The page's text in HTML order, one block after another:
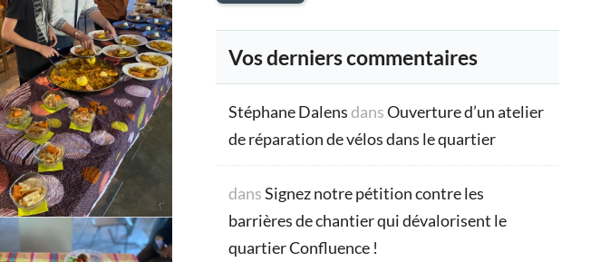
Vos derniers commentaires
Stéphane DalensdansOuverture d’un atelier
de réparation de vélos dans le quartier
dansSignez notre pétition contre les
barrières de chantier qui dévalorisent le
quartier Confluence !